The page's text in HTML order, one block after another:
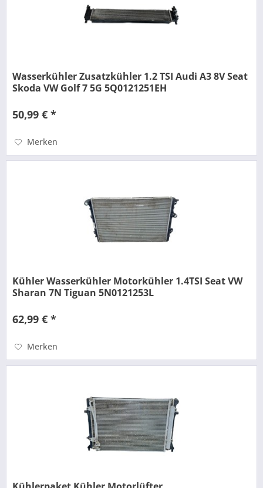
Wasserkühler Zusatzkühler 1.2 TSI Audi A3 8V Seat
Skoda VW Golf 7 5G 5Q0121251EH
50,99 € *
Merken
Kühler Wasserkühler Motorkühler 1.4TSI Seat VW
Sharan 7N Tiguan 5N0121253L
62,99 € *
Merken